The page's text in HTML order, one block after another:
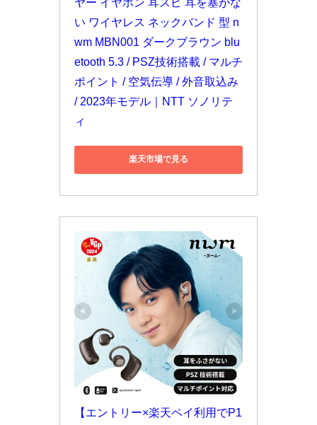
い ワイヤレス ネックバンド 型 n
wm MBN001 ダークブラウン blu
etooth 5.3 / PSZ技術搭載 / マルチ
ポイント / 空気伝導 / 外音取込み
/ 2023年モデル｜NTT ソノリテ
ィ
楽天市場で見る
【エントリー×楽天ペイ利用でP1